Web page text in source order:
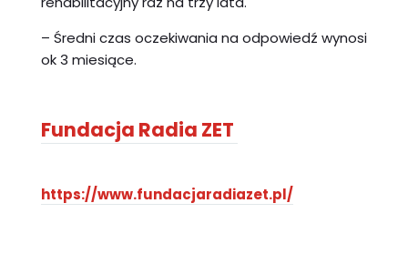
– Średni czas oczekiwania na odpowiedź wynosi
ok 3 miesiące.
Fundacja Radia ZET
https://www.fundacjaradiazet.pl/